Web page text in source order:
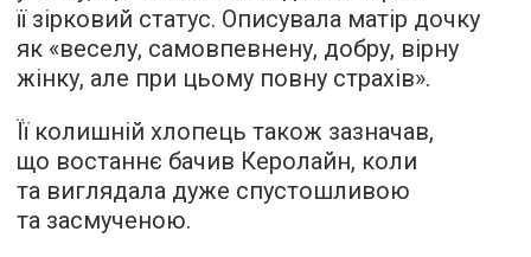
її зірковий статус. Описувала матір дочку
як «веселу, самовпевнену, добру, вірну
жінку, але при цьому повну страхів».
Її колишній хлопець також зазначав,
що востаннє бачив Керолайн, коли
та виглядала дуже спустошливою
та засмученою.